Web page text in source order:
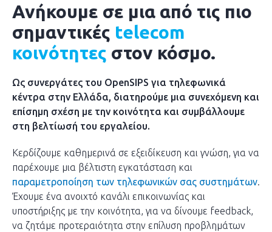
Ανήκουμε σε μια από τις πιο
σημαντικές telecom
κοινότητες στον κόσμο.
Ως συνεργάτες του OpenSIPS για τηλεφωνικά
κέντρα στην Ελλάδα, διατηρούμε μια συνεχόμενη και
επίσημη σχέση με την κοινότητα και συμβάλλουμε
στη βελτίωσή του εργαλείου.
Κερδίζουμε καθημερινά σε εξειδίκευση και γνώση, για να
παρέχουμε μια βέλτιστη εγκατάσταση και
παραμετροποίηση των τηλεφωνικών σας συστημάτων.
Έχουμε ένα ανοιχτό κανάλι επικοινωνίας και
υποστήριξης με την κοινότητα, για να δίνουμε feedback,
να ζητάμε προτεραιότητα στην επίλυση προβλημάτων